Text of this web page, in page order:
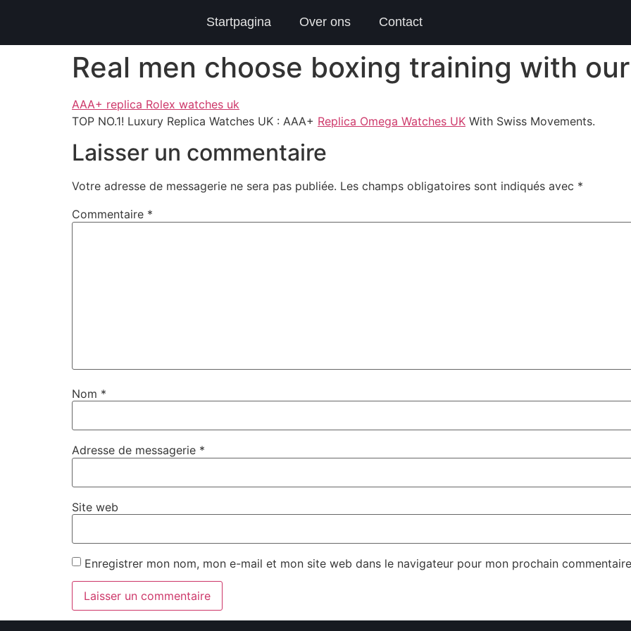
Startpagina Over ons Contact
Real men choose boxing training with
AAA+ replica Rolex watches uk
TOP NO.1! Luxury Replica Watches UK : AAA+ Replica Omega Watches UK With Swiss Movements.
Laisser un commentaire
Votre adresse de messagerie ne sera pas publiée. Les champs obligatoires sont indiqués avec *
Commentaire *
Nom *
Adresse de messagerie *
Site web
Enregistrer mon nom, mon e-mail et mon site web dans le navigateur pour mon prochain